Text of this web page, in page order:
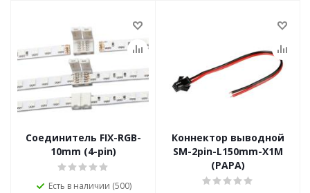
Соединитель FIX-RGB-
10mm (4-pin)
Есть в наличии (500)
Коннектор выводной
SM-2pin-L150mm-X1M
(PAPA)